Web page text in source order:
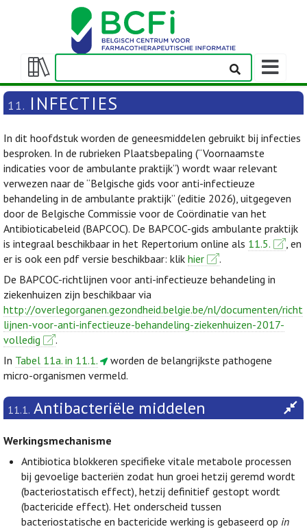
Weergeven/verbergen
inhoudstafel
11. INFECTIES
In dit hoofdstuk worden de geneesmiddelen gebruikt bij infecties
besproken. In de rubrieken Plaatsbepaling (“Voornaamste
indicaties voor de ambulante praktijk”) wordt waar relevant
verwezen naar de “Belgische gids voor anti-infectieuze
behandeling in de ambulante praktijk” (editie 2026), uitgegeven
door de Belgische Commissie voor de Coördinatie van het
Antibioticabeleid (BAPCOC). De BAPCOC-gids ambulante praktijk
is integraal beschikbaar in het Repertorium online als 11.5.
, en
er is ook een pdf versie beschikbaar: klik hier
.
De BAPCOC-richtlijnen voor anti-infectieuze behandeling in
ziekenhuizen zijn beschikbaar via
http://overlegorganen.gezondheid.belgie.be/nl/documenten/richt
lijnen-voor-anti-infectieuze-behandeling-ziekenhuizen-2017-
volledig
.
In Tabel 11a. in 11.1.
worden de belangrijkste pathogene
micro-organismen vermeld.
11.1. Antibacteriële middelen
Werkingsmechanisme
Antibiotica blokkeren specifieke vitale metabole processen
bij gevoelige bacteriën zodat hun groei hetzij geremd wordt
(bacteriostatisch effect), hetzij definitief gestopt wordt
(bactericide effect). Het onderscheid tussen
bacteriostatische en bactericide werking is gebaseerd op in